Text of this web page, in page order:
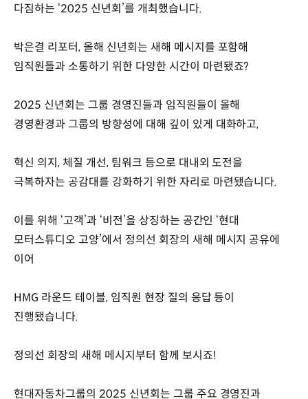
다짐하는 ‘2025 신년회’를 개최했습니다.
박은결 리포터, 올해 신년회는 새해 메시지를 포함해
임직원들과 소통하기 위한 다양한 시간이 마련됐죠?
2025 신년회는 그룹 경영진들과 임직원들이 올해
경영환경과 그룹의 방향성에 대해 깊이 있게 대화하고,
혁신 의지, 체질 개선, 팀워크 등으로 대내외 도전을
극복하자는 공감대를 강화하기 위한 자리로 마련됐습니다.
이를 위해 ‘고객’과 ‘비전’을 상징하는 공간인 ‘현대
모터스튜디오 고양’에서 정의선 회장의 새해 메시지 공유에
이어
HMG 라운드 테이블, 임직원 현장 질의 응답 등이
진행됐습니다.
정의선 회장의 새해 메시지부터 함께 보시죠!
현대자동차그룹의 2025 신년회는 그룹 주요 경영진과